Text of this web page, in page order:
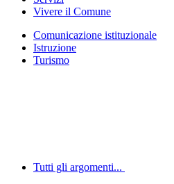
Vivere il Comune
Comunicazione istituzionale
Istruzione
Turismo
Tutti gli argomenti...